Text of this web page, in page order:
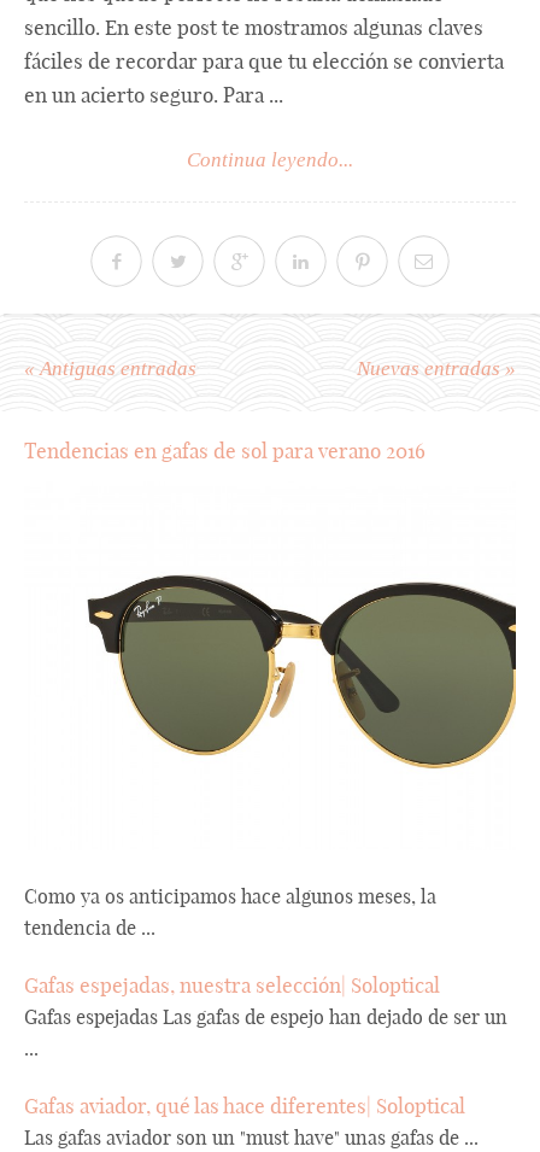
sencillo. En este post te mostramos algunas claves
fáciles de recordar para que tu elección se convierta
en un acierto seguro. Para ...
Continua leyendo...
« Antiguas entradas Nuevas entradas »
Tendencias en gafas de sol para verano 2016
Como ya os anticipamos hace algunos meses, la
tendencia de ...
Gafas espejadas, nuestra selección| Soloptical
Gafas espejadas Las gafas de espejo han dejado de ser un
...
Gafas aviador, qué las hace diferentes| Soloptical
Las gafas aviador son un "must have" unas gafas de ...